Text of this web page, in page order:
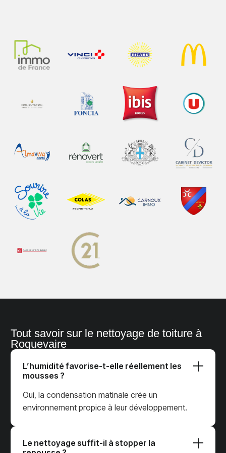
Tout savoir sur le nettoyage de toiture à
Roquevaire
L’humidité favorise-t-elle réellement les
mousses ?
Oui, la condensation matinale crée un
environnement propice à leur développement.
Le nettoyage suffit-il à stopper la